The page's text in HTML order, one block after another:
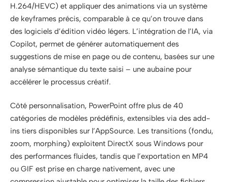
H.264/HEVC) et appliquer des animations via un système
de keyframes précis, comparable à ce qu’on trouve dans
des logiciels d’édition vidéo légers. L’intégration de l’IA, via
Copilot, permet de générer automatiquement des
suggestions de mise en page ou de contenu, basées sur une
analyse sémantique du texte saisi – une aubaine pour
accélérer le processus créatif.
Côté personnalisation, PowerPoint offre plus de 40
catégories de modèles prédéfinis, extensibles via des add-
ins tiers disponibles sur l’AppSource. Les transitions (fondu,
zoom, morphing) exploitent DirectX sous Windows pour
des performances fluides, tandis que l’exportation en MP4
ou GIF est prise en charge nativement, avec une